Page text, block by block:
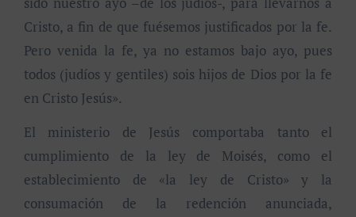
Cristo, a fin de que fuésemos justificados por la fe.
Pero venida la fe, ya no estamos bajo ayo, pues
todos (judíos y gentiles) sois hijos de Dios por la fe
en Cristo Jesús».
El ministerio de Jesús comportaba tanto el
cumplimiento de la ley de Moisés, como el
establecimiento de «la ley de Cristo» y la
consumación de la redención anunciada,